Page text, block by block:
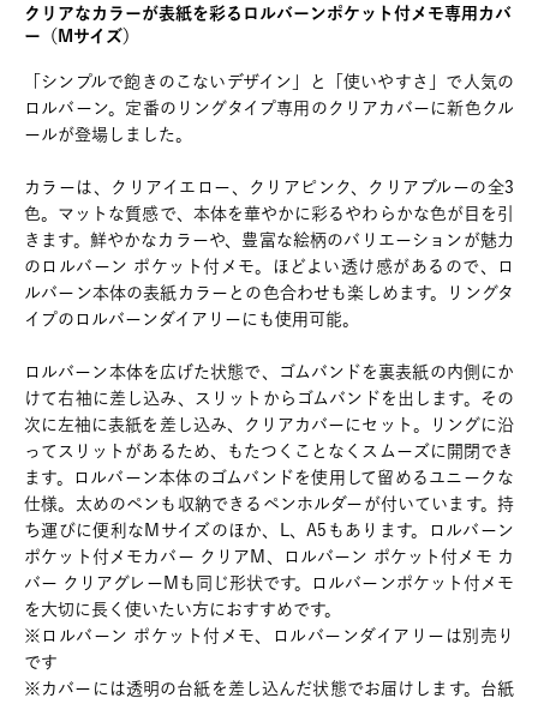
クリアなカラーが表紙を彩るロルバーンポケット付メモ専用カバ
ー（Mサイズ）
「シンプルで飽きのこないデザイン」と「使いやすさ」で人気の
ロルバーン。定番のリングタイプ専用のクリアカバーに新色クル
ールが登場しました。
カラーは、クリアイエロー、クリアピンク、クリアブルーの全3
色。マットな質感で、本体を華やかに彩るやわらかな色が目を引
きます。鮮やかなカラーや、豊富な絵柄のバリエーションが魅力
のロルバーン ポケット付メモ。ほどよい透け感があるので、ロ
ルバーン本体の表紙カラーとの色合わせも楽しめます。リングタ
イプのロルバーンダイアリーにも使用可能。
ロルバーン本体を広げた状態で、ゴムバンドを裏表紙の内側にか
けて右袖に差し込み、スリットからゴムバンドを出します。その
次に左袖に表紙を差し込み、クリアカバーにセット。リングに沿
ってスリットがあるため、もたつくことなくスムーズに開閉でき
ます。ロルバーン本体のゴムバンドを使用して留めるユニークな
仕様。太めのペンも収納できるペンホルダーが付いています。持
ち運びに便利なMサイズのほか、L、A5もあります。ロルバーン
ポケット付メモカバー クリアM、ロルバーン ポケット付メモ カ
バー クリアグレーMも同じ形状です。ロルバーンポケット付メモ
を大切に長く使いたい方におすすめです。
※ロルバーン ポケット付メモ、ロルバーンダイアリーは別売り
です
※カバーには透明の台紙を差し込んだ状態でお届けします。台紙